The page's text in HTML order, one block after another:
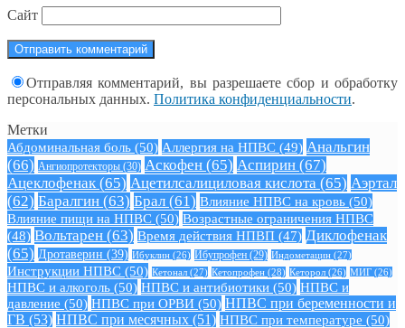
Сайт
Отправляя комментарий, вы разрешаете сбор и обработку
персональных данных. Политика конфиденциальности.
Метки
Абдоминальная боль (50) Аллергия на НПВС (49) Анальгин
(66) Ангиопротекторы (30) Аскофен (65) Аспирин (67)
Ацеклофенак (65) Ацетилсалициловая кислота (65) Аэртал
(62) Баралгин (63) Брал (61) Влияние НПВС на кровь (50)
Влияние пищи на НПВС (50) Возрастные ограничения НПВС
(48) Вольтарен (63) Время действия НПВП (47) Диклофенак
(65) Дротаверин (39) Ибуклин (26) Ибупрофен (29) Индометацин (27)
Инструкции НПВС (50) Кетонал (27) Кетопрофен (28) Кеторол (26) МИГ (26)
НПВС и алкоголь (50) НПВС и антибиотики (50) НПВС и
давление (50) НПВС при ОРВИ (50) НПВС при беременности и
ГВ (53) НПВС при месячных (51) НПВС при температуре (50)